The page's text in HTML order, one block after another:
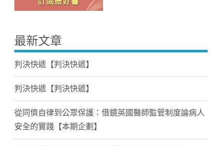
最新文章
判決快遞【判決快遞】
判決快遞【判決快遞】
從同儕自律到公眾保護：借鏡英國醫師監管制度論病人
安全的實踐【本期企劃】